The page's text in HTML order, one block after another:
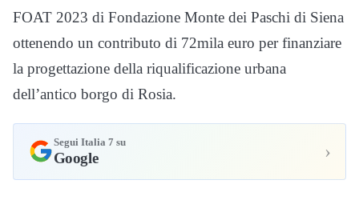
FOAT 2023 di Fondazione Monte dei Paschi di Siena
ottenendo un contributo di 72mila euro per finanziare
la progettazione della riqualificazione urbana
dell’antico borgo di Rosia.
Segui Italia 7 su
Google ›